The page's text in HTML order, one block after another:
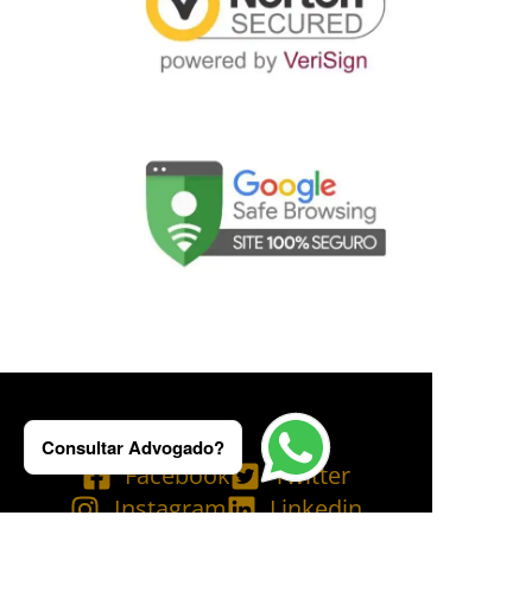
Facebook
Twitter
Instagram
Linkedin
Consultar Advogado?